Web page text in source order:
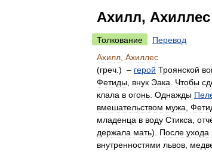
Ахилл, Ахиллес
Толкование
Перевод
Ахилл Ахиллес
(греч .) – герой Троянской
Фетиды внук Эака Чтобы
клала в огонь Однажды
вмешательством мужа
младенца в воду Стикса
держала мать). После ухода
внутренностями львов